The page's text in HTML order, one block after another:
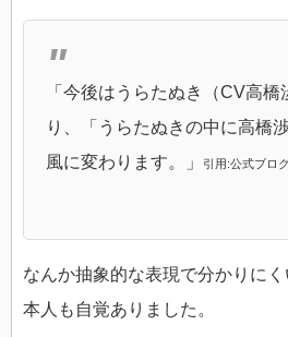
「今後はうらたぬき（CV高
り、「うらたぬきの中に高橋
風に変わります。」
引用:公式ブロ
なんか抽象的な表現で分かりに
本人も自覚ありました。